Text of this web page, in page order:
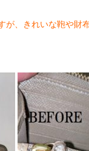
が、きれいな鞄や財